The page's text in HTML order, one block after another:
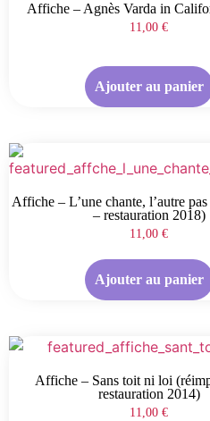
Affiche – Agnès Varda in
11,00 €
Ajouter au panier
Affiche – L’une chante, l’autre
– restauration 2018)
11,00 €
Ajouter au panier
Affiche – Sans toit ni loi
restauration 2014)
11,00 €